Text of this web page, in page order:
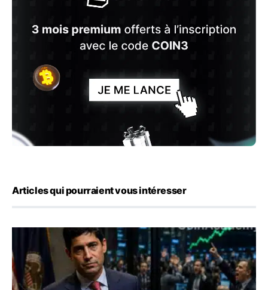
Articles qui pourraient vous intéresser
Emploi américain : 23 000 postes détruits en juillet, les